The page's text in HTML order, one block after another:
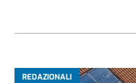
REDAZIONALI